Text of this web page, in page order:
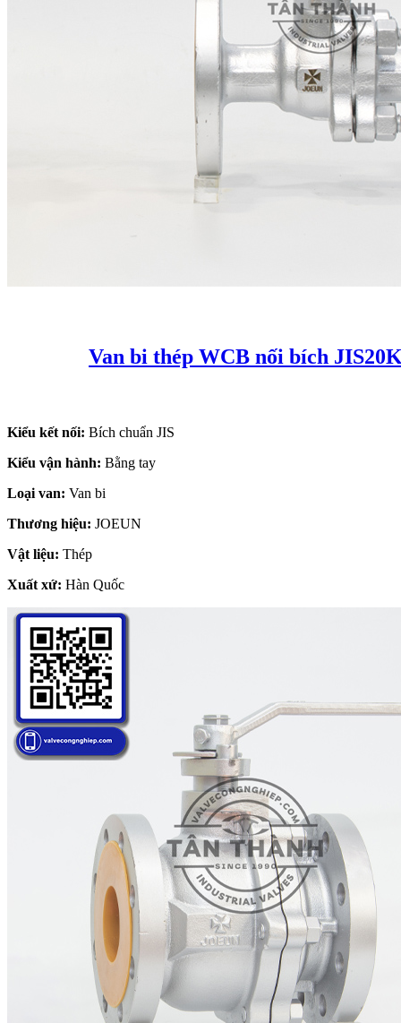
Van bi thép WCB nối bích
Kiểu kết nối: Bích chuẩn JIS
Kiểu vận hành: Bằng tay
Loại van: Van bi
Thương hiệu: JOEUN
Vật liệu: Thép
Xuất xứ: Hàn Quốc